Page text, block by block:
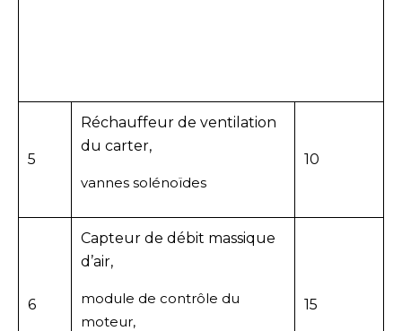
5
Réchauffeur de ventilation
du carter,
vannes solénoïdes
10
6
Capteur de débit massique
d’air,
module de contrôle du
moteur,
15